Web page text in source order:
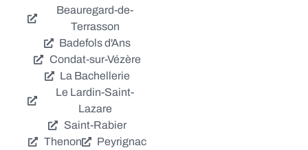
Beauregard-de-
Terrasson
Badefols d'Ans
Condat-sur-Vézère
La Bachellerie
Le Lardin-Saint-
Lazare
Saint-Rabier
Thenon
Peyrignac